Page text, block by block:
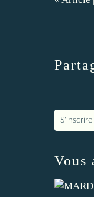
Vous